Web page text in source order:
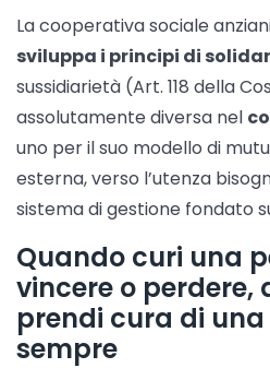
La cooperativa sociale
sviluppa i principi di
sussidiarietà (Art. 118 della
assolutamente diversa nel
uno per il suo modello di
esterna, verso l’utenza
sistema di gestione fondato
Quando curi una
vincere o perdere,
prendi cura di
sempre